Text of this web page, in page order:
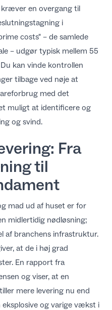
en overgang til
i
costs" – de samlede
– udgør typisk mellem 55
kan vinde kontrollen
tilbage ved nøje at
med det
muligt at identificere og
og svind.
Fra
til
mad ud af huset er for
midlertidig nødløsning;
af branchens infrastruktur.
at de i høj grad
. En rapport fra
og viser, at en
mere levering nu end
og varige vækst i